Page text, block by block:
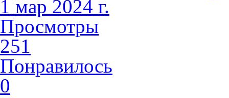
1 мар 2024 г.
Просмотры
251
Понравилось
0